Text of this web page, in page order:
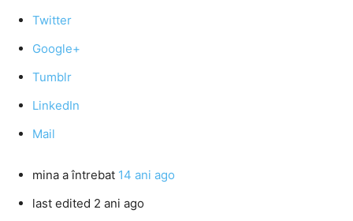
Twitter
Google+
Tumblr
LinkedIn
Mail
mina a întrebat 14 ani ago
last edited 2 ani ago